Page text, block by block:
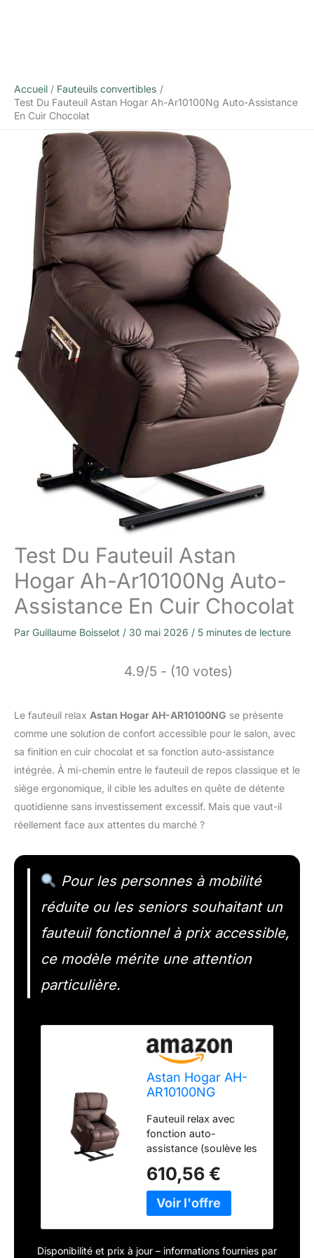
Accueil
Fauteuils convertibles
Test Du Fauteuil Astan Hogar Ah-Ar10100Ng Auto-Assistance
En Cuir Chocolat
Test Du Fauteuil Astan
Hogar Ah-Ar10100Ng Auto-
Assistance En Cuir Chocolat
Par Guillaume Boisselot / 30 mai 2026 / 5 minutes de lecture
4.9/5 - (10 votes)
Le fauteuil relax Astan Hogar AH-AR10100NG se présente
comme une solution de confort accessible pour le salon, avec
sa finition en cuir chocolat et sa fonction auto-assistance
intégrée. À mi-chemin entre le fauteuil de repos classique et le
siège ergonomique, il cible les adultes en quête de détente
quotidienne sans investissement excessif. Mais que vaut-il
réellement face aux attentes du marché ?
Pour les personnes à mobilité
réduite ou les seniors souhaitant un
fauteuil fonctionnel à prix accessible,
ce modèle mérite une attention
particulière.
Astan Hogar AH-
AR10100NG
avec Fonction
Auto-Assistance,
Cuir, Chocolat,
Talla Única
Fauteuil relax avec
fonction auto-
assistance (soulève les
d'inclinaison électrique
automatique et degré
d'inclinaison maximum.
du repose-pieds. Idéal
610,56 €
Disponibilité et prix à jour – informations fournies par